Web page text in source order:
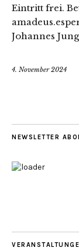
Eintritt frei.
Johannes
4. November 2024
NEWSLETTER